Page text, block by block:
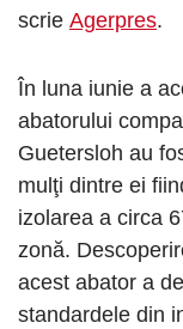
scrie Agerpres.
În luna iunie a
abatorului
Guetersloh au
mulţi dintre ei
izolarea a circa
zonă.
acest abator a
standardele din